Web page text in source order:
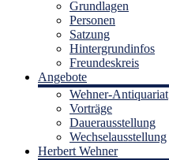
Grundlagen
Personen
Satzung
Hintergrundinfos
Freundeskreis
Angebote
Wehner-Antiquariat
Vorträge
Dauerausstellung
Wechselausstellung
Herbert Wehner